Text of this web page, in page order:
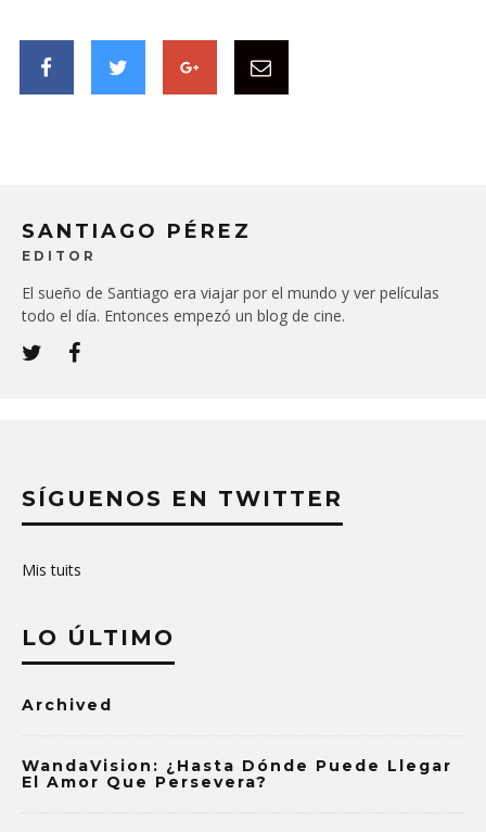
SANTIAGO PÉREZ
EDITOR
El sueño de Santiago era viajar por el mundo y ver películas
todo el día. Entonces empezó un blog de cine.
SÍGUENOS EN TWITTER
Mis tuits
LO ÚLTIMO
Archived
WandaVision: ¿Hasta Dónde Puede Llegar
El Amor Que Persevera?